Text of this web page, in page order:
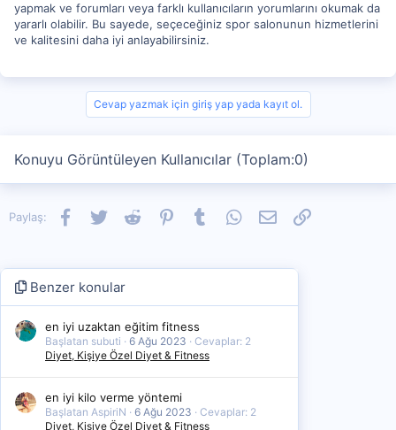
yapmak ve forumları veya farklı kullanıcıların yorumlarını okumak da
yararlı olabilir. Bu sayede, seçeceğiniz spor salonunun hizmetlerini
ve kalitesini daha iyi anlayabilirsiniz.
Cevap yazmak için giriş yap yada kayıt ol.
Konuyu Görüntüleyen Kullanıcılar (Toplam:0)
Paylaş: Facebook
TwitterReddit PinterestTumblrWhatsApp
E-postaLink
Benzer konular
en iyi uzaktan eğitim fitness
Başlatan subuti 6 Ağu 2023
Cevaplar: 2
Diyet, Kişiye Özel Diyet & Fitness
en iyi kilo verme yöntemi
Başlatan AspiriN 6 Ağu 2023
Cevaplar: 2
Diyet, Kişiye Özel Diyet & Fitness